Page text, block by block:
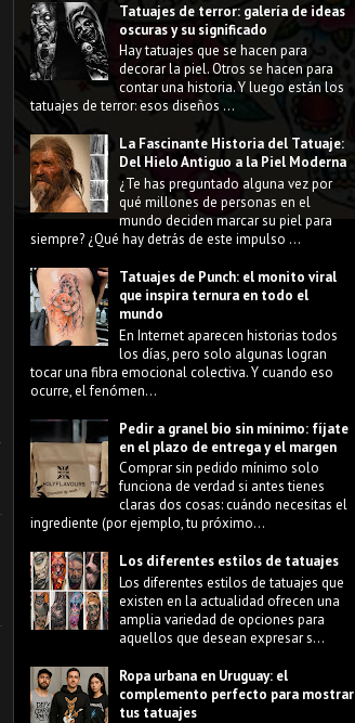
Tatuajes de terror: galería de ideas
oscuras y su significado
Hay tatuajes que se hacen para
decorar la piel. Otros se hacen para
contar una historia. Y luego están los
tatuajes de terror: esos diseños ...
La Fascinante Historia del Tatuaje:
Del Hielo Antiguo a la Piel Moderna
¿Te has preguntado alguna vez por
qué millones de personas en el
mundo deciden marcar su piel para
siempre? ¿Qué hay detrás de este impulso ...
Tatuajes de Punch: el monito viral
que inspira ternura en todo el
mundo
En Internet aparecen historias todos
los días, pero solo algunas logran
tocar una fibra emocional colectiva. Y cuando eso
ocurre, el fenómen...
Pedir a granel bio sin mínimo: fíjate
en el plazo de entrega y el margen
Comprar sin pedido mínimo solo
funciona de verdad si antes tienes
claras dos cosas: cuándo necesitas el
ingrediente (por ejemplo, tu próximo...
Los diferentes estilos de tatuajes
Los diferentes estilos de tatuajes que
existen en la actualidad ofrecen una
amplia variedad de opciones para
aquellos que desean expresar s...
Ropa urbana en Uruguay: el
complemento perfecto para mostrar
tus tatuajes